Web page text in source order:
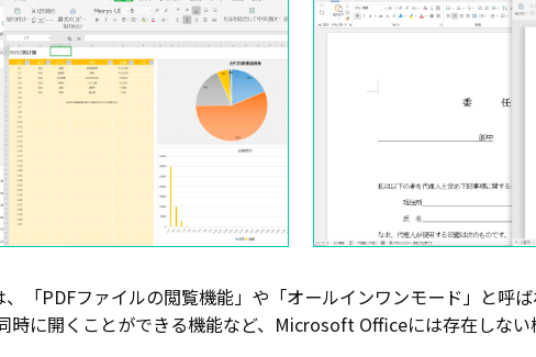
、「PDFファイルの閲覧機能」や「オールインワンモード」と呼
時に開くことができる機能など、Microsoft Officeには存在しない